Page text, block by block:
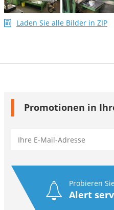
Laden Sie alle Bilder in ZIP
Promotionen in
Probieren
Alert